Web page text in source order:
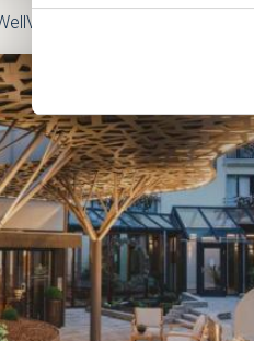
Hotels in Bayern gefunden